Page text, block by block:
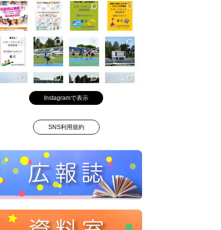
Instagramで表示
SNS利用規約